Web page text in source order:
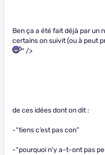
Ben ça a été fait déjà par un
certains on suivit (ou à peut
" />
de ces idées dont on dit :
-“tiens c’est pas con”
-“pourquoi n’y a-t-ont pas